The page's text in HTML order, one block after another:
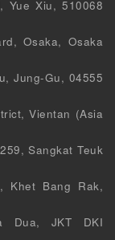
Yue Xiu, 510068
Osaka, Osaka
Jung-Gu, 04555
Vientan (Asia
Sangkat Teuk
Khet Bang Rak,
Dua, JKT DKI